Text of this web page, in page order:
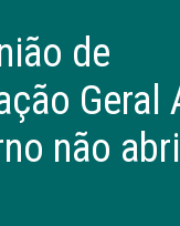
de
Geral
não